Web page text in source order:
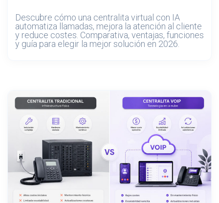
Descubre cómo una centralita virtual con IA
automatiza llamadas, mejora la atención al cliente
y reduce costes. Comparativa, ventajas, funciones
y guía para elegir la mejor solución en 2026.